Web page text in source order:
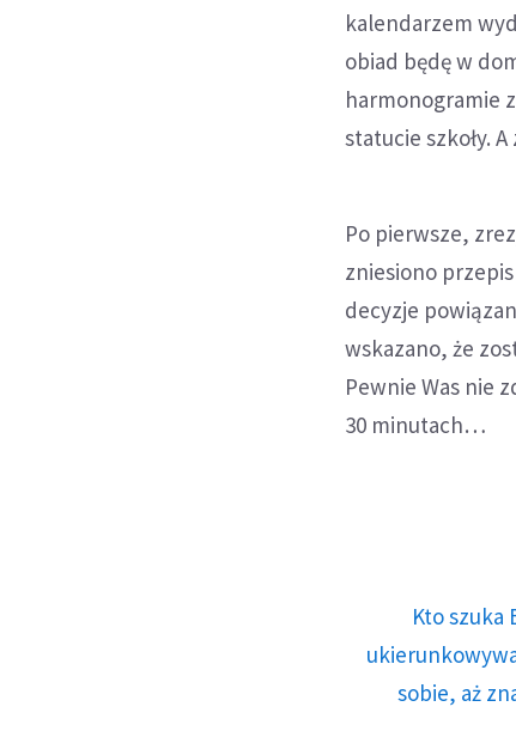
kalendarzem
obiad będę w
harmonogramie
statucie szkoły.
Po pierwsze,
zniesiono
decyzje
wskazano, że
Pewnie Was nie
30 minutach…
Kto szuka
sobie, aż